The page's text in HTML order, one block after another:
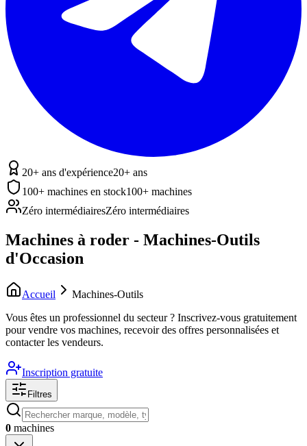
20+ ans d'expérience20+ ans
100+ machines en stock100+ machines
Zéro intermédiairesZéro intermédiaires
Machines à roder - Machines-Outils
d'Occasion
Accueil
Machines-Outils
Vous êtes un professionnel du secteur ? Inscrivez-vous gratuitement
pour vendre vos machines, recevoir des offres personnalisées et
contacter les vendeurs.
Inscription gratuite
Filtres
0 machines